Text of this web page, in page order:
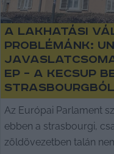
A lakhatási
problémánk:
EP – a KecsUP
Strasbourgból
Az Európai Parlament
ebben a strasbourgi,
zöldövezetben talán